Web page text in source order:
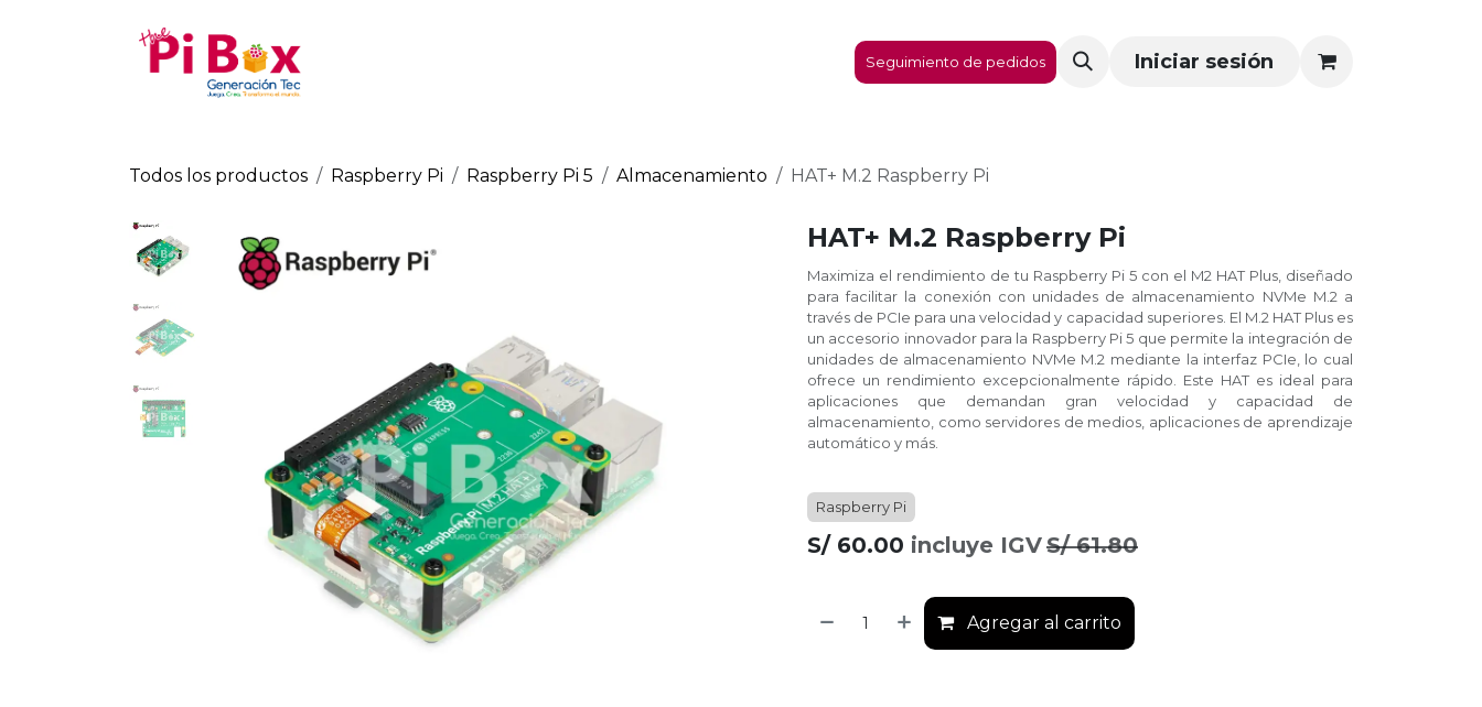
Tienda Seguimiento de pedidos Iniciar sesión
Todos los productos Raspberry Pi Raspberry Pi 5 Almacenamiento HAT+ M.2 Raspberry Pi
HAT+ M.2 Raspberry Pi
Maximiza el rendimiento de tu Raspberry Pi 5 con el M2 HAT Plus, diseñado
para facilitar la conexión con unidades de almacenamiento NVMe M.2 a
través de PCIe para una velocidad y capacidad superiores. El M.2 HAT Plus es
un accesorio innovador para la Raspberry Pi 5 que permite la integración de
unidades de almacenamiento NVMe M.2 mediante la interfaz PCIe, lo cual
ofrece un rendimiento excepcionalmente rápido. Este HAT es ideal para
aplicaciones que demandan gran velocidad y capacidad de
almacenamiento, como servidores de medios, aplicaciones de aprendizaje
automático y más.
Raspberry Pi
S/ 60.00 incluye IGVS/61.80
Agregar al carrito